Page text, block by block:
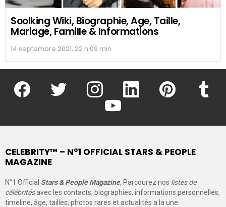
Soolking Wiki, Biographie, Age, Taille,
Mariage, Famille & Informations
14 septembre 2021, 22 h 09 min
facebook twitter instagram linkedin pinterest
youtube
CELEBRITY™ – N°1 OFFICIAL STARS & PEOPLE
MAGAZINE
N°1 Official Stars & People Magazine, Parcourez nos listes de
célébritésavec les contacts, biographies, informations personnelles,
timeline, âge, tailles, photos rares et actualités a la une.